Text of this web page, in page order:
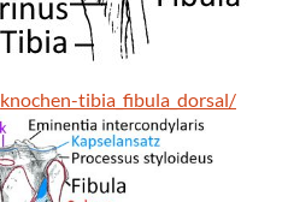
knochen-tibia_fibula_dorsal/